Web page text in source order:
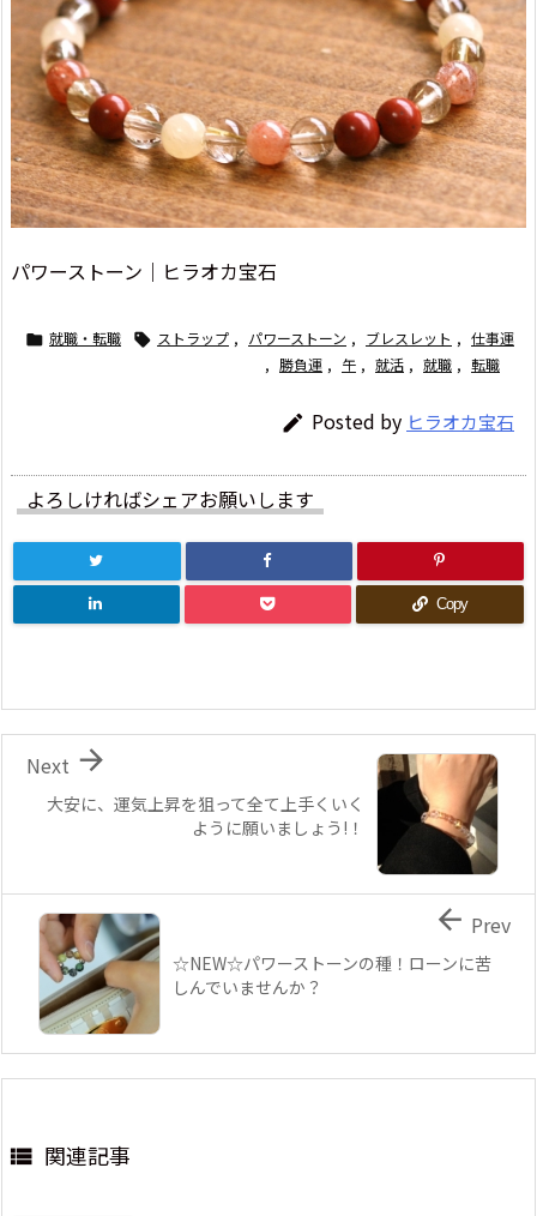
パワーストーン｜ヒラオカ宝石
 就職・転職  ストラップ , パワーストーン , ブレスレット , 仕事運
, 勝負運 , 午 , 就活 , 就職 , 転職
 Posted by ヒラオカ宝石
よろしければシェアお願いします
Copy
大安に、運気上昇を狙って全て上手くいく
ように願いましょう!！

Next
☆NEW☆パワーストーンの種！ローンに苦
しんでいませんか？
 Prev
 関連記事